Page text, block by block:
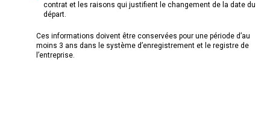
contrat et les raisons qui justifient le changement de la date du
départ.
Ces informations doivent être conservées pour une période d’au
moins 3 ans dans le système d’enregistrement et le registre de
l’entreprise.